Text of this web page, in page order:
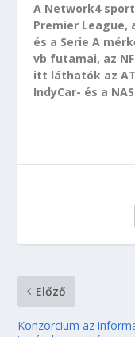
A Network4
Premier League,
és a Serie A
vb futamai, az
itt láthatók az
IndyCar- és a
Előző
Konzorcium az